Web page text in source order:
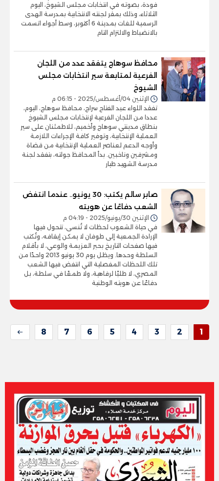
فودة، بصوته في انتخابات مجلس الشيوخ، اليوم
الثلاثاء، وذلك بمقر لجنته الانتخابية بمدرسة الهدى
الرسمية للغات بمدينة 6 أكتوبر، وسط أجواء اتسمت
بالانضباط والالتزام التام
محافظ سوهاج يتفقد عدد من اللجان
الفرعية لمتابعة سير انتخابات مجلس
الشيوخ
الإثنين 04/أغسطس/2025 - 06:15 م
تفقد اللواء عبد الفتاح سراج، محافظ سوهاج، اليوم،
عددا من اللجان الفرعية لإنتخابات مجلس الشيوخ
بنطاق مدينتي سوهاج وأخميم، للاطمئنان على سير
العملية الإنتخابية، وتوفير كافة الإجراءات اللازمة
وأوجه الدعم لعناصر العملية الإنتخابية من قضاة
ومشرفين وناخبين. بدأ المحافظ جولته، بتفقد لجنة
مدرسة الشهيد طيار
صابر سالم يكتب: 30 يونيو.. عندما انتفض
الشعب دفاعًا عن هويته
الإثنين 30/يونيو/2025 - 04:19 م
في حياة الشعوب لحظات لا تُنسى، تتحول فيها
الإرادة الجمعية إلى طوفان لا يمكن إيقافه، وتُكتب
فيها صفحات التاريخ بحبر العزيمة والوعي، لا بأقلام
السلطة وحدها. ويظل يوم 30 يونيو 2013 واحدًا من
تلك اللحظات المفصلية التي انتفض فيها الشعب
المصري، لا طلبًا لرفاهية، ولا طمعًا في سلطة، بل
دفاعًا عن هويته الوطنية
1
2
3
4
5
6
7
8